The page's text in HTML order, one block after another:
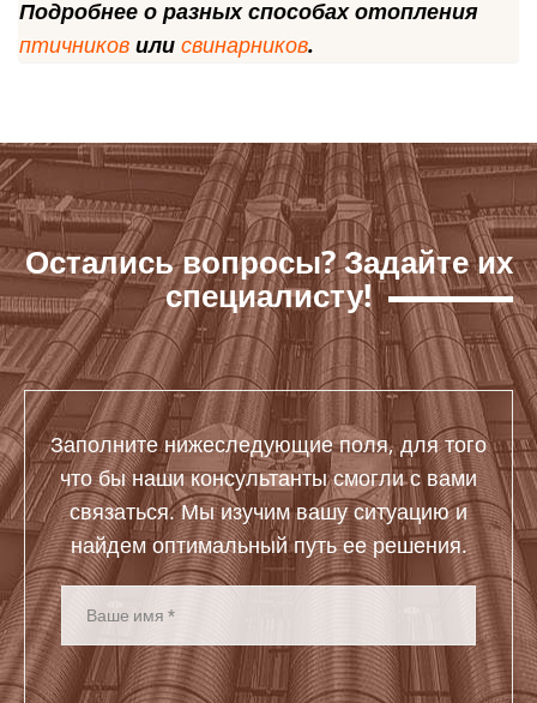
Подробнее о разных способах отопления
птичников или свинарников.
Остались вопросы? Задайте их
специалисту!
Заполните нижеследующие поля, для того
что бы наши консультанты смогли с вами
связаться. Мы изучим вашу ситуацию и
найдем оптимальный путь ее решения.